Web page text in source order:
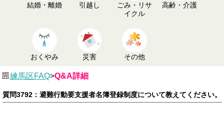
結婚・離婚 引越し
ごみ・リサ
イクル
高齢・介護
おくやみ 災害 その他
練馬区FAQ>Q&A詳細
質問3792：避難行動要支援者名簿登録制度について教えてください。